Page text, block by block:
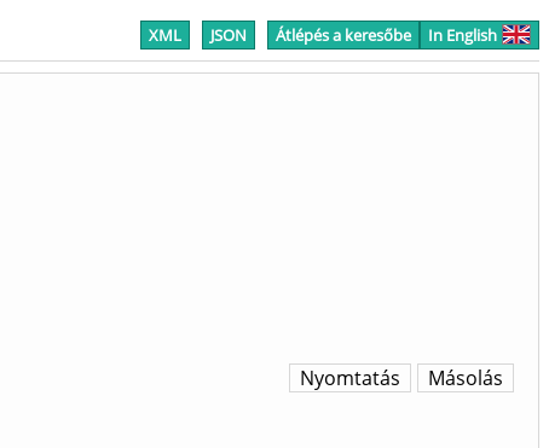
XML JSON Átlépés a keresőbe In English
Másolás
Nyomtatás